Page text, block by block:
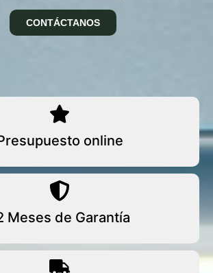
CONTÁCTANOS
online
Meses de Garantía